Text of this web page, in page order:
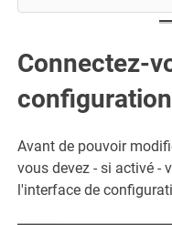
Connectez-
Avant de pouvoir
vous devez - si activé -
l'interface de